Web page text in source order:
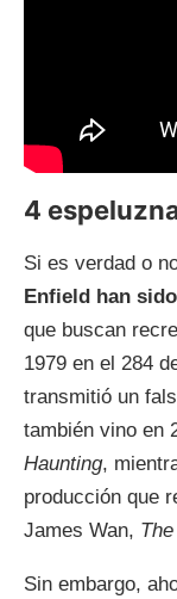
4
Si es verdad o
Enfield han
que buscan
1979 en el 284
transmitió un
también vino en
Haunting,
producción que
James Wan,
Sin embargo,